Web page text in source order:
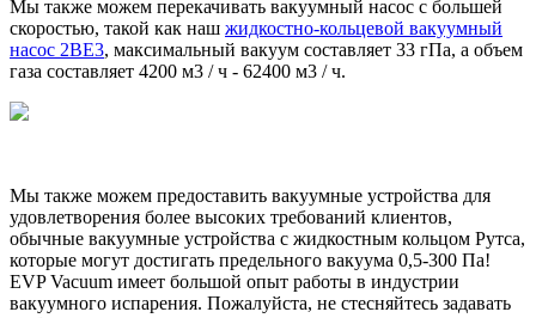
Мы также можем перекачивать вакуумный насос с большей
скоростью, такой как наш жидкостно-кольцевой вакуумный
насос 2BE3, максимальный вакуум составляет 33 гПа, а объем
газа составляет 4200 м3 / ч - 62400 м3 / ч.
Мы также можем предоставить вакуумные устройства для
удовлетворения более высоких требований клиентов,
обычные вакуумные устройства с жидкостным кольцом Рутса,
которые могут достигать предельного вакуума 0,5-300 Па!
EVP Vacuum имеет большой опыт работы в индустрии
вакуумного испарения. Пожалуйста, не стесняйтесь задавать